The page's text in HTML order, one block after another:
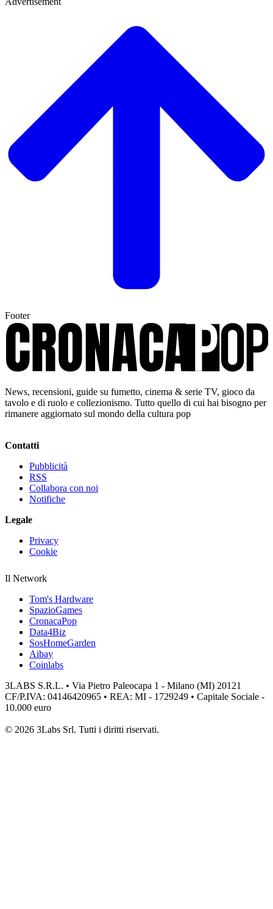
Footer
News, recensioni, guide su fumetto, cinema & serie TV, gioco da
tavolo e di ruolo e collezionismo. Tutto quello di cui hai bisogno per
rimanere aggiornato sul mondo della cultura pop
Contatti
Pubblicità
RSS
Collabora con noi
Notifiche
Legale
Privacy
Cookie
Il Network
Tom's Hardware
SpazioGames
CronacaPop
Data4Biz
SosHomeGarden
Aibay
Coinlabs
3LABS S.R.L. • Via Pietro Paleocapa 1 - Milano (MI) 20121
CF/P.IVA: 04146420965 • REA: MI - 1729249 • Capitale Sociale -
10.000 euro
© 2026 3Labs Srl. Tutti i diritti riservati.